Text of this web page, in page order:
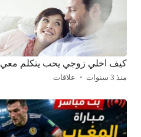
كيف اخلي زوجي يحب يتكلم معي
منذ 3 سنوات علاقات